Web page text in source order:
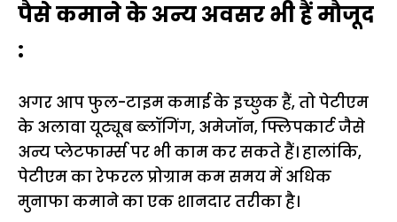
पैसे कमाने के अन्य अवसर भी हैं मौजूद
:
अगर आप फुल-टाइम कमाई के इच्छुक हैं, तो पेटीएम
के अलावा यूट्यूब ब्लॉगिंग, अमेजॉन, फ्लिपकार्ट जैसे
अन्य प्लेटफार्म्स पर भी काम कर सकते हैं। हालांकि,
पेटीएम का रेफरल प्रोग्राम कम समय में अधिक
मुनाफा कमाने का एक शानदार तरीका है।